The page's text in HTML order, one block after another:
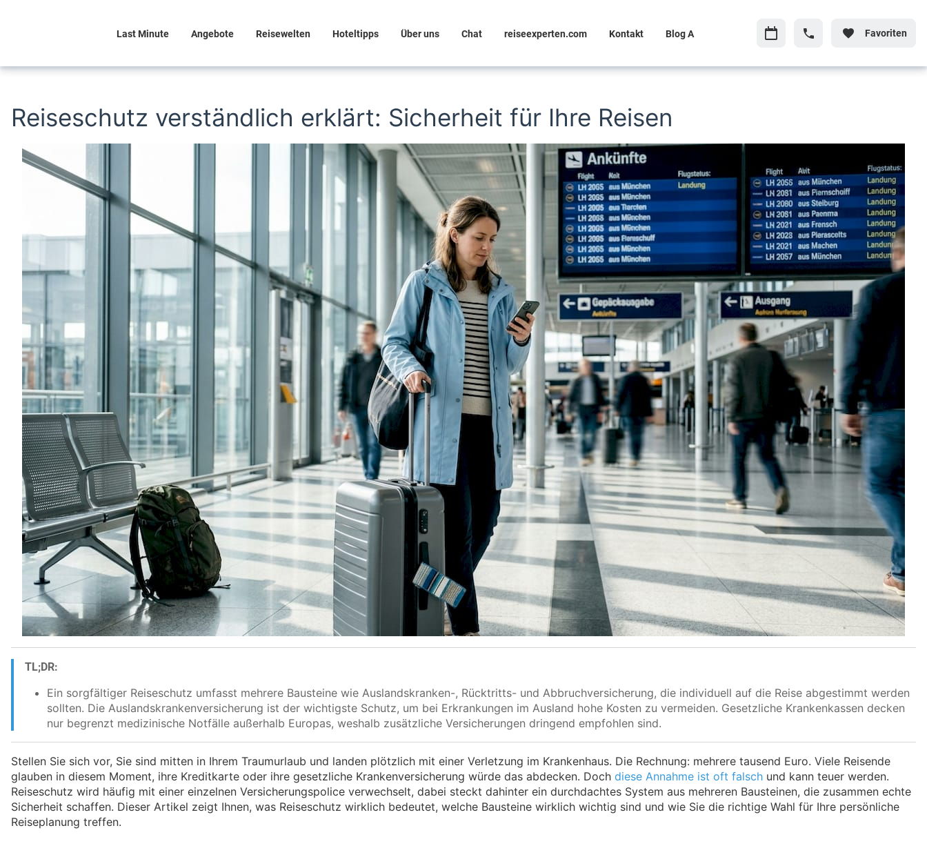
Last Minute Angebote Reisewelten Hoteltipps Über uns Chat reiseexperten.com Kontakt Blog A Favoriten
Reiseschutz verständlich erklärt: Sicherheit für Ihre Reisen
TL;DR:
Ein sorgfältiger Reiseschutz umfasst mehrere Bausteine wie Auslandskranken-, Rücktritts- und Abbruchversicherung, die individuell auf die Reise abgestimmt werden
sollten. Die Auslandskrankenversicherung ist der wichtigste Schutz, um bei Erkrankungen im Ausland hohe Kosten zu vermeiden. Gesetzliche Krankenkassen decken
nur begrenzt medizinische Notfälle außerhalb Europas, weshalb zusätzliche Versicherungen dringend empfohlen sind.
Stellen Sie sich vor, Sie sind mitten in Ihrem Traumurlaub und landen plötzlich mit einer Verletzung im Krankenhaus. Die Rechnung: mehrere tausend Euro. Viele Reisende
glauben in diesem Moment, ihre Kreditkarte oder ihre gesetzliche Krankenversicherung würde das abdecken. Doch diese Annahme ist oft falsch und kann teuer werden.
Reiseschutz wird häufig mit einer einzelnen Versicherungspolice verwechselt, dabei steckt dahinter ein durchdachtes System aus mehreren Bausteinen, die zusammen echte
Sicherheit schaffen. Dieser Artikel zeigt Ihnen, was Reiseschutz wirklich bedeutet, welche Bausteine wirklich wichtig sind und wie Sie die richtige Wahl für Ihre persönliche
Reiseplanung treffen.